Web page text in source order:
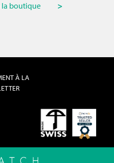
la boutique >
À LA